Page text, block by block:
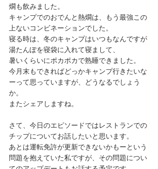
燗も飲みました。
キャンプでのおでんと熱燗は、もう最強この
上ないコンビネーションでした。
寝る時は、冬のキャンプはいつもなんですが
湯たんぽを寝袋に入れて寝まして、
暑いくらいにポカポカで熟睡できました。
今月末もできればどっかキャンプ行きたいな
ーって思っていますが、どうなるでしょう
か。
またシェアしますね。
さて、今日のエピソードではレストランでの
チップについてお話したいと思います。
あとは運転免許が更新できないかもーという
問題を抱えていた私ですが、その問題につい